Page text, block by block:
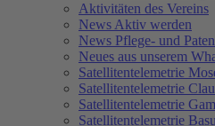
Aktivitäten des Vereins
News Aktiv werden
News Pflege- und
Neues aus unserem
Satellitentelemetrie
Satellitentelemetrie
Satellitentelemetrie
Satellitentelemetrie